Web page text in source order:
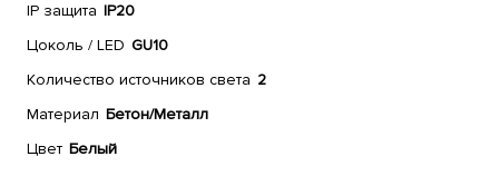
IP защита IP20
Цоколь / LED GU10
Количество источников света 2
Материал Бетон/Металл
Цвет Белый